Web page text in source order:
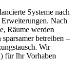
Systeme nach
Nach
Räume werden
betreiben –
Wir
für Ihr Vorhaben